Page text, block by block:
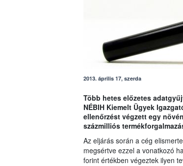
2013. április 17, szerda
Több hetes előzetes
NÉBIH Kiemelt Ügyek
ellenőrzést végzett egy
százmilliós
Az eljárás során a cég
megsértve ezzel a vonatkozó
forint értékben végeztek ilyen